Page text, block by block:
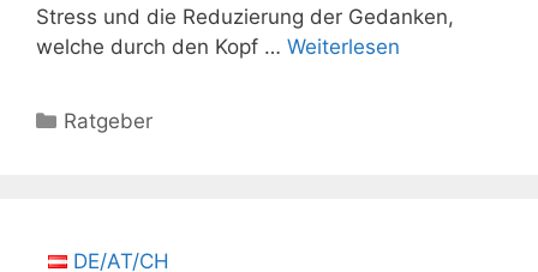
Stress und die Reduzierung der Gedanken,
welche durch den Kopf … Weiterlesen
Kategorien
Ratgeber
DE/AT/CH